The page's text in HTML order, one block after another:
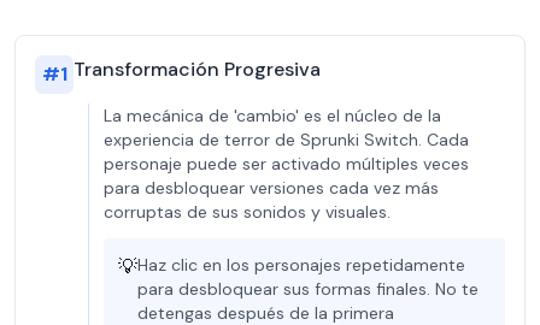
#1 Transformación Progresiva
La mecánica de 'cambio' es el núcleo de la
experiencia de terror de Sprunki Switch. Cada
personaje puede ser activado múltiples veces
para desbloquear versiones cada vez más
corruptas de sus sonidos y visuales.
💡Haz clic en los personajes repetidamente
para desbloquear sus formas finales. No te
detengas después de la primera